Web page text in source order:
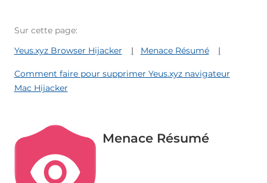
Sur cette page:
Yeus.xyz Browser Hijacker
Menace Résumé
Comment faire pour supprimer Yeus.xyz navigateur
Mac Hijacker
Menace Résumé